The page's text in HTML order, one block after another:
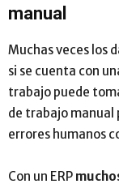
manual
Muchas veces los
si se cuenta con
trabajo puede
de trabajo manual
errores humanos
Con un ERP